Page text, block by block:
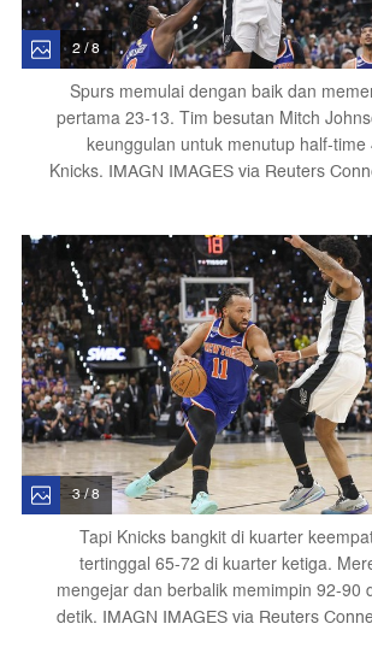
2 / 8
Spurs memulai dengan baik dan
pertama 23-13. Tim besutan Mitch
keunggulan untuk menutup half-time
Knicks. IMAGN IMAGES via Reuters
3 / 8
Tapi Knicks bangkit di kuarter
tertinggal 65-72 di kuarter ketiga.
mengejar dan berbalik memimpin 92-90
detik. IMAGN IMAGES via Reuters